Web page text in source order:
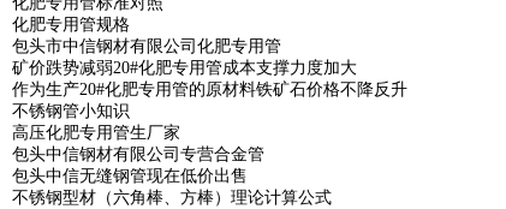
化肥专用管规格
包头市中信钢材有限公司化肥专用管
矿价跌势减弱20#化肥专用管成本支撑力度加大
作为生产20#化肥专用管的原材料铁矿石价格不降反升
不锈钢管小知识
高压化肥专用管生厂家
包头中信钢材有限公司专营合金管
包头中信无缝钢管现在低价出售
不锈钢型材（六角棒、方棒）理论计算公式